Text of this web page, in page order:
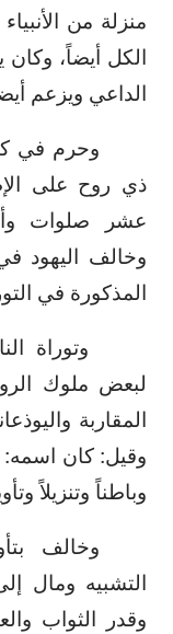
منزلة من
الكل أيضاً،
الداعي ويزعم
وحرم في
ذي روح على
عشر صلوات
وخالف اليهود
المذكورة في
وتوراة
لبعض ملوك
المقاربة
وقيل: كان اسمه:
وباطناً وتنزيلاً
وخالف
التشبيه ومال
وقدر الثواب